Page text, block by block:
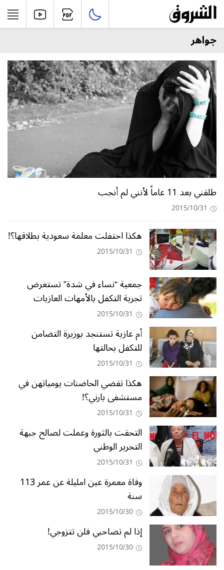
جواهر
طلقني بعد 11 عاماً لأنني لم أنجب
2015/10/31
هكذا احتفلت معلمة سعودية بطلاقها؟!
2015/10/31
جمعية “نساء في شدة” تستعرض
تجربة التكفل بالأمهات العازبات
2015/10/31
أم عازبة تستنجد بوزيرة التضامن
للتكفل بحالتها
2015/10/31
هكذا تقضي الحاضنات يومياتهن في
مستشفى بارني؟!
2015/10/31
التحقت بالثورة وعملت لصالح جبهة
التحرير الوطني
2015/10/31
وفاة معمرة عين امليلة عن عمر 113
سنة
2015/10/30
إذا لم تصاحبي فلن تتزوجي!
2015/10/30